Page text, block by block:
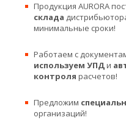
Продукция AURORA
склада
минимальные сроки!
Работаем с
используем УПДи
контроля расчетов!
Предложим
организаций!